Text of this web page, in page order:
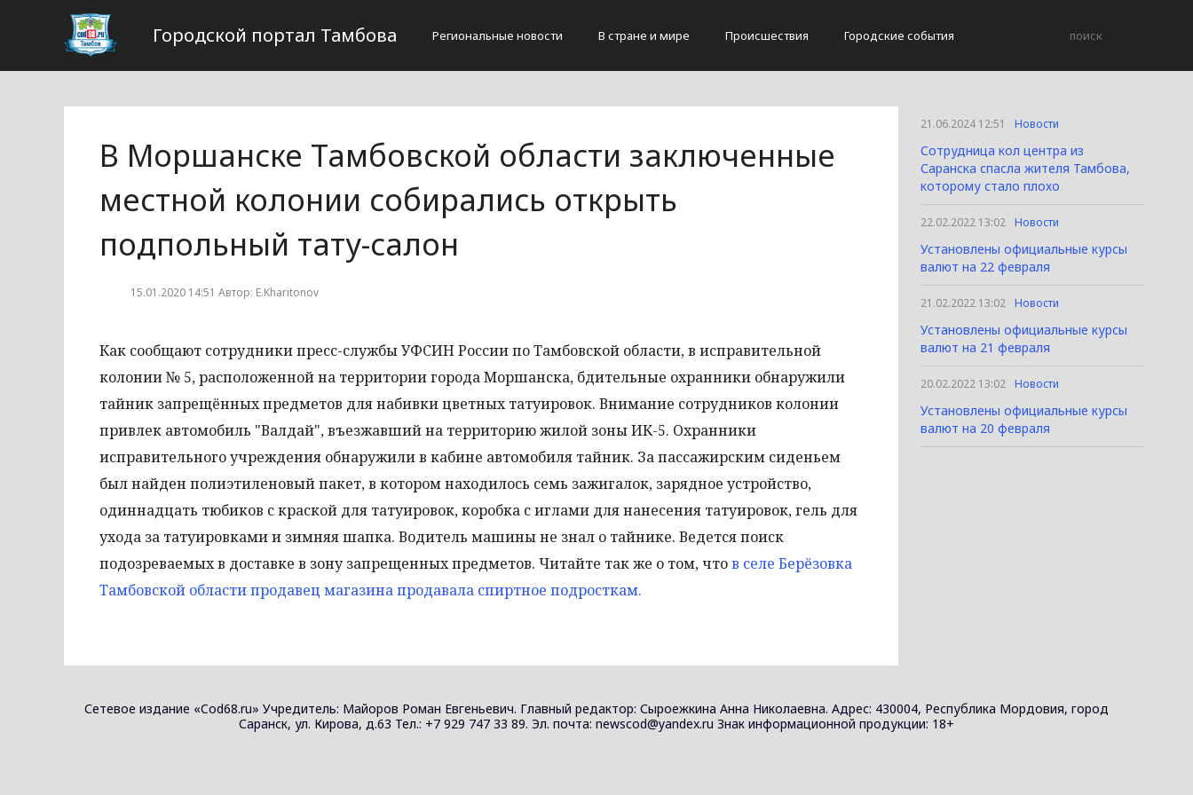
Городской портал Тамбова Региональные новости В стране и мире Происшествия Городские события
В Моршанске Тамбовской области заключенные
местной колонии собирались открыть
подпольный тату-салон
15.01.2020 14:51 Автор: E.Kharitonov
Как сообщают сотрудники пресс-службы УФСИН России по Тамбовской области, в исправительной
колонии № 5, расположенной на территории города Моршанска, бдительные охранники обнаружили
тайник запрещённых предметов для набивки цветных татуировок. Внимание сотрудников колонии
привлек автомобиль "Валдай", въезжавший на территорию жилой зоны ИК-5. Охранники
исправительного учреждения обнаружили в кабине автомобиля тайник. За пассажирским сиденьем
был найден полиэтиленовый пакет, в котором находилось семь зажигалок, зарядное устройство,
одиннадцать тюбиков с краской для татуировок, коробка с иглами для нанесения татуировок, гель для
ухода за татуировками и зимняя шапка. Водитель машины не знал о тайнике. Ведется поиск
подозреваемых в доставке в зону запрещенных предметов. Читайте так же о том, чтов селе Берёзовка
Тамбовской области продавец магазина продавала спиртное подросткам.
21.06.2024 12:51 Новости
Сотрудница кол центра из
Саранска спасла жителя Тамбова,
которому стало плохо
22.02.2022 13:02 Новости
Установлены официальные курсы
валют на 22 февраля
21.02.2022 13:02 Новости
Установлены официальные курсы
валют на 21 февраля
20.02.2022 13:02 Новости
Установлены официальные курсы
валют на 20 февраля
Сетевое издание «Cod68.ru» Учредитель: Майоров Роман Евгеньевич. Главный редактор: Сыроежкина Анна Николаевна. Адрес: 430004, Республика Мордовия, город
Саранск, ул. Кирова, д.63 Тел.: +7 929 747 33 89. Эл. почта: newscod@yandex.ru Знак информационной продукции: 18+